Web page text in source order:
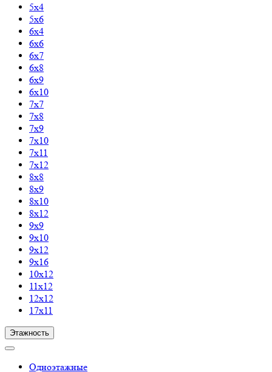
5х4
5х6
6х4
6х6
6х7
6х8
6х9
6х10
7х7
7х8
7х9
7х10
7х11
7х12
8х8
8х9
8х10
8х12
9х9
9х10
9х12
9х16
10х12
11х12
12х12
17х11
Этажность
Одноэтажные